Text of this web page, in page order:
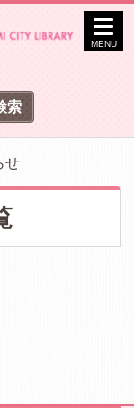
MENU
せ